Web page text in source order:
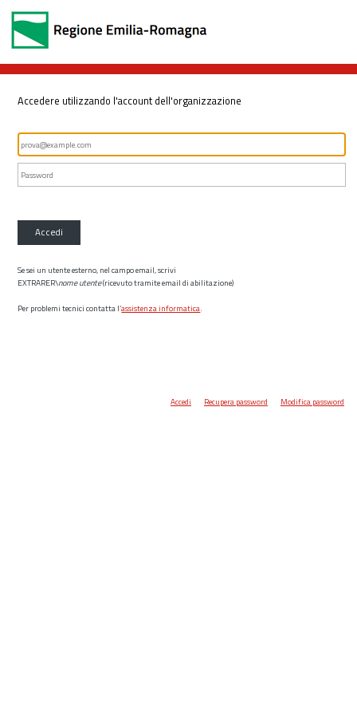
Accedere utilizzando l'account dell'organizzazione
Accedi
Se sei un utente esterno, nel campo email, scrivi
EXTRARER\nome utente(ricevuto tramite email di abilitazione)
Per problemi tecnici contatta l’assistenza informatica.
Accedi Recupera password Modifica password